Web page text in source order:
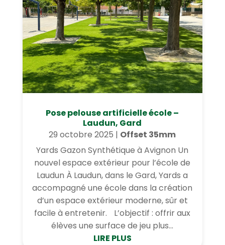
Pose pelouse artificielle école –
Laudun, Gard
29 octobre 2025 | Offset 35mm
Yards Gazon Synthétique à Avignon Un
nouvel espace extérieur pour l’école de
Laudun À Laudun, dans le Gard, Yards a
accompagné une école dans la création
d’un espace extérieur moderne, sûr et
facile à entretenir. L’objectif : offrir aux
élèves une surface de jeu plus...
LIRE PLUS